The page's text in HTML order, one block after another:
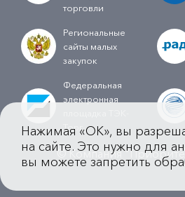
торговли
Региональные
сайты малых
закупок
Федеральная
электронная
Торг
© Компания
Нажимая «OK», вы
на сайте. Это нужно для
вы можете запретить